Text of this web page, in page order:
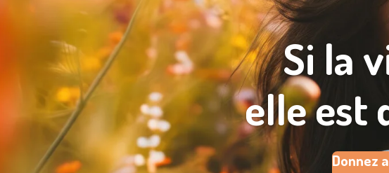
Si la
elle est
Donnez